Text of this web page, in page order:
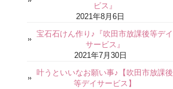
ビス』
2021年8月6日
宝石石けん作り♪『吹田市放課後等デイ
サービス』
2021年7月30日
叶うといいなお願い事♪【吹田市放課後
等デイサービス】